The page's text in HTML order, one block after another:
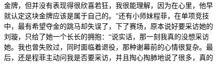
金牌，但并没有表现得很欣喜若狂，我很能理解，因为在心里，他早
就认定这块金牌应该是属于自己的。”还有小师妹程菲，在单项竞技
中，最有希望夺金的跳马却失误了，下了赛场，原本说好要采访她的
刘璇，只给了她一个长长的拥抱：“说实话，那一刻我真的没想采访
她。我也曾失败过，同时面临着退役，那种谢幕前的心情很复杂。最
后，还是程菲主动问我是否要采访，并且掏心掏肺地说了很多，真的